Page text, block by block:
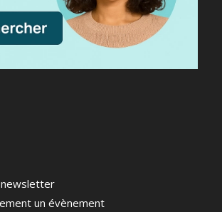
newsletter
un évènement